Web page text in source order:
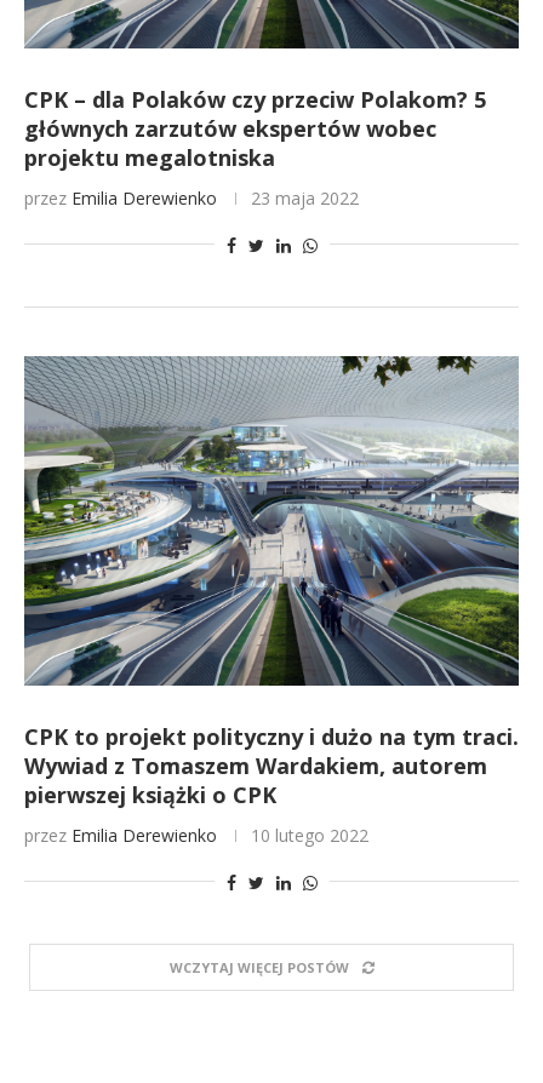
CPK – dla Polaków czy przeciw Polakom? 5
głównych zarzutów ekspertów wobec
projektu megalotniska
przez Emilia Derewienko 23 maja 2022
CPK to projekt polityczny i dużo na tym traci.
Wywiad z Tomaszem Wardakiem, autorem
pierwszej książki o CPK
przez Emilia Derewienko 10 lutego 2022
WCZYTAJ WIĘCEJ POSTÓW